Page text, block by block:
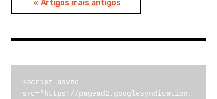
artigos
Artigos mais antigos
<script async
src="https://pagead2.googlesyndication.